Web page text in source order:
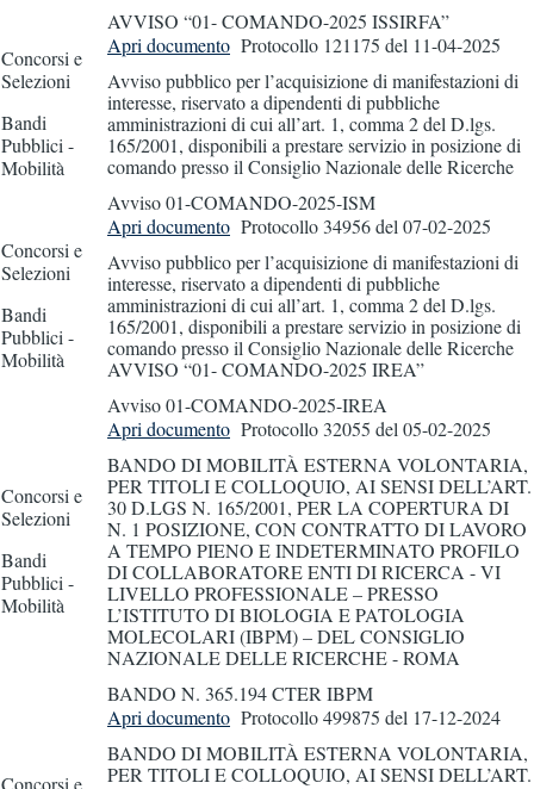
AVVISO “01- COMANDO-2025 ISSIRFA”
Concorsi e
Selezioni
Bandi
Pubblici -
Mobilità
Apri documento Protocollo 121175 del 11-04-2025
Avviso pubblico per l’acquisizione di manifestazioni di
interesse, riservato a dipendenti di pubbliche
amministrazioni di cui all’art. 1, comma 2 del D.lgs.
165/2001, disponibili a prestare servizio in posizione di
comando presso il Consiglio Nazionale delle Ricerche
Avviso 01-COMANDO-2025-ISM
Concorsi e
Selezioni
Bandi
Pubblici -
Mobilità
Apri documento Protocollo 34956del 07-02-2025
Avviso pubblico per l’acquisizione di manifestazioni di
interesse, riservato a dipendenti di pubbliche
amministrazioni di cui all’art. 1, comma 2 del D.lgs.
165/2001, disponibili a prestare servizio in posizione di
comando presso il Consiglio Nazionale delle Ricerche
AVVISO “01- COMANDO-2025 IREA”
Avviso 01-COMANDO-2025-IREA
Concorsi e
Selezioni
Bandi
Pubblici -
Mobilità
Apri documento Protocollo 32055 del 05-02-2025
BANDO DI MOBILITÀ ESTERNA VOLONTARIA,
PER TITOLI E COLLOQUIO, AI SENSI DELL’ART.
30 D.LGS N. 165/2001, PER LA COPERTURA DI
N. 1 POSIZIONE, CON CONTRATTO DI LAVORO
A TEMPO PIENO E INDETERMINATO PROFILO
DI COLLABORATORE ENTI DI RICERCA - VI
LIVELLO PROFESSIONALE – PRESSO
L’ISTITUTO DI BIOLOGIA E PATOLOGIA
MOLECOLARI (IBPM) – DEL CONSIGLIO
NAZIONALE DELLE RICERCHE - ROMA
BANDO N. 365.194 CTER IBPM
Concorsi e
Apri documento Protocollo 499875 del 17-12-2024
BANDO DI MOBILITÀ ESTERNA VOLONTARIA,
PER TITOLI E COLLOQUIO, AI SENSI DELL’ART.